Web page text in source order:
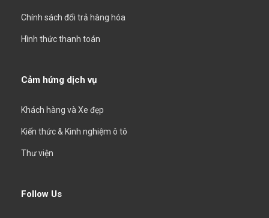
Chính sách đổi trả hàng hóa
Hình thức thanh toán
Cảm hứng dịch vụ
Khách hàng và Xe đẹp
Kiến thức & Kinh nghiệm ô tô
Thư viện
Follow Us